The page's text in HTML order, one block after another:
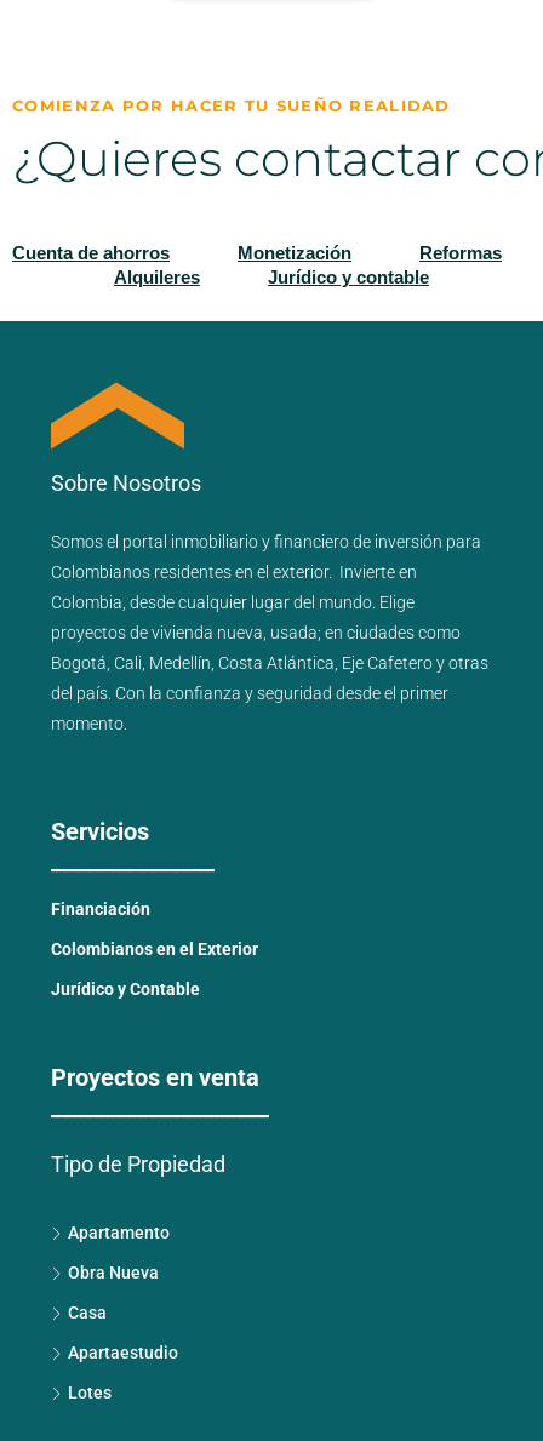
COMIENZA POR HACER TU SUEÑO REALIDAD
¿Quieres contactar
Cuenta de ahorros Monetización
Reformas
Alquileres
Jurídico y contable
Sobre Nosotros
Somos el portal inmobiliarioyfinancierode inversión para
Colombianos residentes en el exterior. Invierte en
Colombia, desde cualquier lugar del mundo. Elige
proyectos devivienda nueva usada; en ciudades como
Bogotá Cali Medellín Costa Atlántica Eje Cafeteroyotras
del país . Con la confianza y seguridad desde el primer
momento.
Servicios
Financiación
Colombianos en el Exterior
Jurídico y Contable
Proyectos en venta
Tipo de Propiedad
Apartamento
Obra Nueva
Casa
Apartaestudio
Lotes